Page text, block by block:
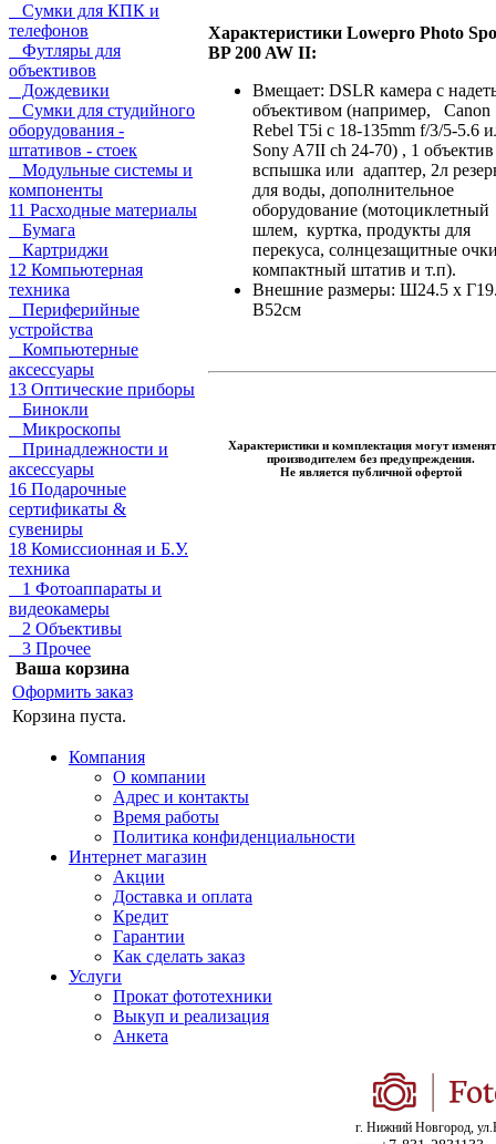
Сумки для КПК и
телефонов
Футляры для
объективов
Дождевики
Сумки для студийного
оборудования -
штативов - стоек
Модульные системы и
компоненты
11 Расходные материалы
Бумага
Картриджи
12 Компьютерная
техника
Периферийные
устройства
Компьютерные
аксессуары
13 Оптические приборы
Бинокли
Микроскопы
Принадлежности и
аксессуары
16 Подарочные
сертификаты &
сувениры
18 Комиссионная и Б.У.
техника
1 Фотоаппараты и
видеокамеры
2 Объективы
3 Прочее
Ваша корзина
Оформить заказ
Корзина пуста.
Характеристики Lowepro Photo
BP 200 AW II:
Вмещает: DSLR камера с
объективом (например, Canon
Rebel T5i с 18-135mm f/3/5-5.6
Sony A7II ch 24-70) , 1
вспышка или адаптер, 2л
для воды, дополнительное
оборудование (мотоциклетный
шлем, куртка, продукты для
перекуса, солнцезащитные
компактный штатив и т.п).
Внешние размеры: Ш24.5 x
В52см
Характеристики и комплектация могут
производителем без предупреждения.
Не является публичной офертой
Компания
О компании
Адрес и контакты
Время работы
Политика конфиденциальности
Интернет магазин
Акции
Доставка и оплата
Кредит
Гарантии
Как сделать заказ
Услуги
Прокат фототехники
Выкуп и реализация
Анкета
г. Нижний Новгород,